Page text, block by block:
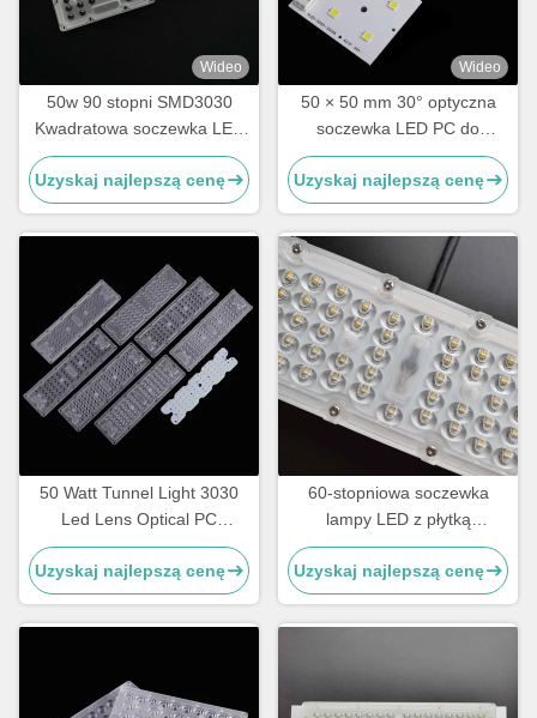
Wideo
50w 90 stopni SMD3030
Kwadratowa soczewka LED
do światła tunelu
Uzyskaj najlepszą cenę
Wideo
50 × 50 mm 30° optyczna
soczewka LED PC do
oświetlenia SMD 5050 High
Bay High Efficiency wąska
wiązka soczewki do
oświetlenia przemysłowego i
magazynowego
Uzyskaj najlepszą cenę
50 Watt Tunnel Light 3030
Led Lens Optical PC
Material Kąt wiązki 30 stopni
Uzyskaj najlepszą cenę
60-stopniowa soczewka
lampy LED z płytką
drukowaną do światła
tunelowego Led optyka
Soczewki SMD 3030
Uzyskaj najlepszą cenę